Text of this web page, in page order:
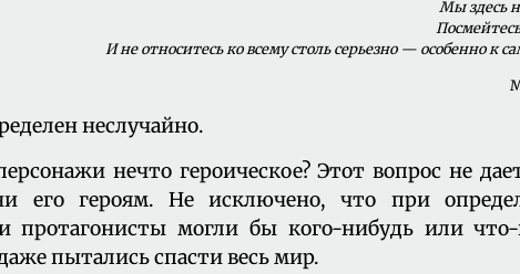
Мы здесь
И не относитесь ко всему столь серьезно — особенно к
неслучайно.
нечто героическое? Этот вопрос не
его героям. Не исключено, что при
протагонисты могли бы кого-нибудь или
пытались спасти весь мир.